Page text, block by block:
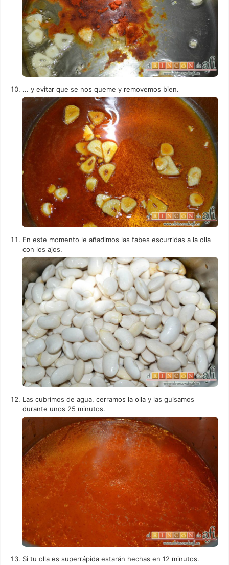
... y evitar que se nos queme y removemos bien.
En este momento le añadimos las fabes escurridas a la olla
con los ajos.
Las cubrimos de agua, cerramos la olla y las guisamos
durante unos 25 minutos.
Si tu olla es superrápida estarán hechas en 12 minutos.